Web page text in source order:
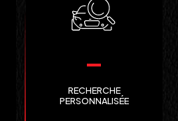
RECHERCHE
PERSONNALISÉE